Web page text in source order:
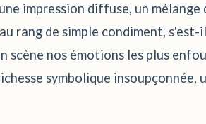
impression diffuse, un
rang de simple condiment,
nos émotions les plus
symbolique